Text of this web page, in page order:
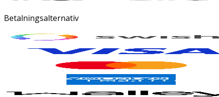
Betalningsalternativ